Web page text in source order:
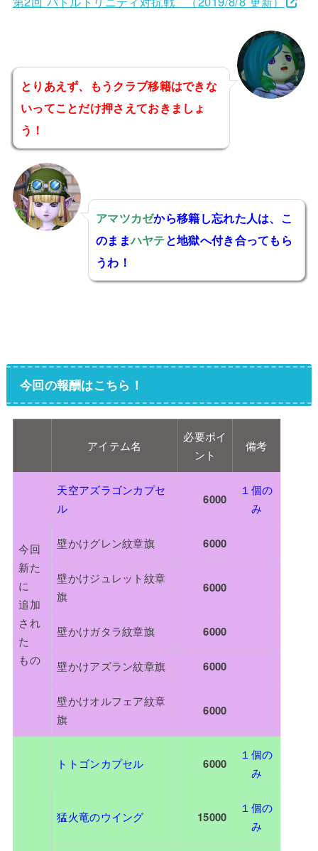
とりあえず、もうクラブ移籍はできな
いってことだけ押さえておきましょ
う！
アマツカゼから移籍し忘れた人は、こ
のままハヤテと地獄へ付き合ってもら
うわ！
今回の報酬はこちら！
アイテム名
必要ポイ
ント
備考
今回
新た
に
追加
され
た
もの
天空アズラゴンカプセ
ル
6000
１個の
み
壁かけグレン紋章旗 6000
壁かけジュレット紋章
旗
6000
壁かけガタラ紋章旗 6000
壁かけアズラン紋章旗 6000
壁かけオルフェア紋章
旗
6000
トトゴンカプセル 6000
１個の
み
猛火竜のウイング 15000
１個の
み